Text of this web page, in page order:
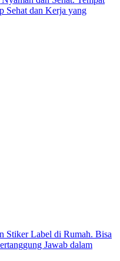
Sehat dan Kerja yang
Stiker Label di Rumah. Bisa
Jawab dalam